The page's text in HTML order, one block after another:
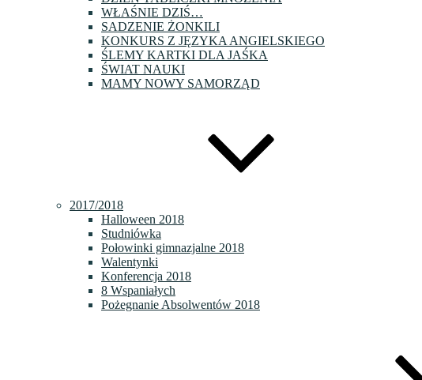
WŁAŚNIE DZIŚ…
SADZENIE ŻONKILI
KONKURS Z JĘZYKA ANGIELSKIEGO
ŚLEMY KARTKI DLA JAŚKA
ŚWIAT NAUKI
MAMY NOWY SAMORZĄD
2017/2018
Halloween 2018
Studniówka
Połowinki gimnazjalne 2018
Walentynki
Konferencja 2018
8 Wspaniałych
Pożegnanie Absolwentów 2018